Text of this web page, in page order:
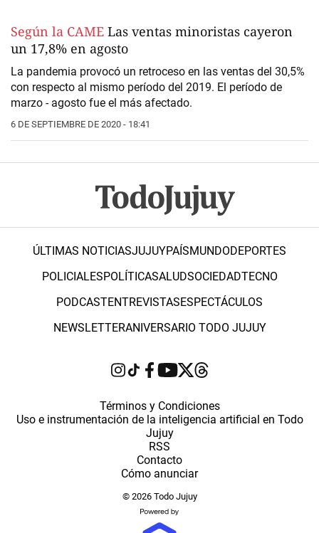
Según la CAME Las ventas minoristas cayeron
un 17,8% en agosto
La pandemia provocó un retroceso en las ventas del 30,5%
con respecto al mismo período del 2019. El período de
marzo - agosto fue el más afectado.
6 DE SEPTIEMBRE DE 2020 - 18:41
ÚLTIMAS NOTICIASJUJUYPAÍSMUNDODEPORTES
POLICIALESPOLÍTICASALUDSOCIEDADTECNO
PODCASTENTREVISTASESPECTÁCULOS
NEWSLETTERANIVERSARIO TODO JUJUY
Términos y Condiciones
Uso e instrumentación de la inteligencia artificial en Todo
Jujuy
RSS
Contacto
Cómo anunciar
© 2026 Todo Jujuy